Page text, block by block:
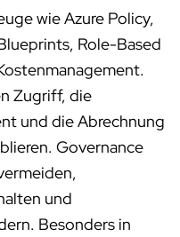
wie Azure Policy,
Role-Based
Zugriff, die
und die Abrechnung
Governance
und
Besonders in